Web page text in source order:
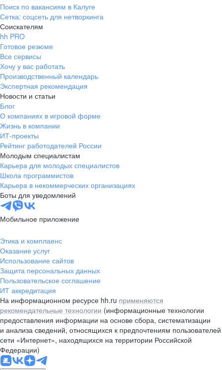
Поиск по вакансиям в Калуге
Сетка: соцсеть для нетворкинга
Соискателям
hh PRO
Готовое резюме
Все сервисы
Хочу у вас работать
Производственный календарь
Экспертная рекомендация
Новости и статьи
Блог
О компаниях в игровой форме
Жизнь в компании
ИТ-проекты
Рейтинг работодателей России
Молодым специалистам
Карьера для молодых специалистов
Школа программистов
Карьера в некоммерческих организациях
Боты для уведомлений
Мобильное приложение
Этика и комплаенс
Оказание услуг
Использование сайтов
Защита персональных данных
Пользовательское соглашение
ИТ аккредитация
На информационном ресурсе hh.ru применяются
рекомендательные технологии (информационные технологии
предоставления информации на основе сбора, систематизации
и анализа сведений, относящихся к предпочтениям пользователей
сети «Интернет», находящихся на территории Российской
Федерации)